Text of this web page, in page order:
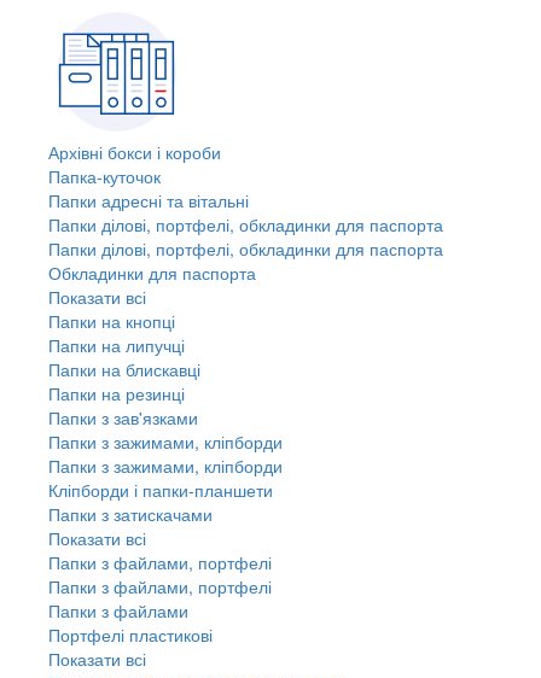
Архівні бокси і короби
Папка-куточок
Папки адресні та вітальні
Папки ділові, портфелі, обкладинки для паспорта
Папки ділові, портфелі, обкладинки для паспорта
Обкладинки для паспорта
Показати всі
Папки на кнопці
Папки на липучці
Папки на блискавці
Папки на резинці
Папки з зав'язками
Папки з зажимами, кліпборди
Папки з зажимами, кліпборди
Кліпборди і папки-планшети
Папки з затискачами
Показати всі
Папки з файлами, портфелі
Папки з файлами, портфелі
Папки з файлами
Портфелі пластикові
Показати всі